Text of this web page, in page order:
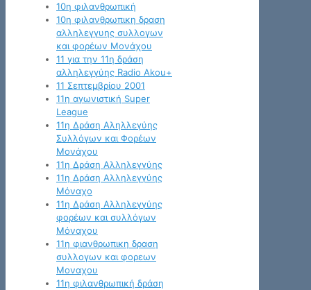
10η φιλανθρωπική
10η φιλανθρωπικη δραση
αλληλεγγυης συλλογων
και φορέων Μονάχου
11 για την 11η δράση
αλληλεγγύης Radio Akou+
11 Σεπτεμβρίου 2001
11η αγωνιστική Super
League
11η Δράση Αληλλεγύης
Συλλόγων και Φορέων
Μονάχου
11η Δράση Αλληλεγγύης
11η Δράση Αλληλεγγύης
Μόναχο
11η Δράση Αλληλεγγύης
φορέων και συλλόγων
Μόναχου
11η φιανθρωπικη δραση
συλλογων και φορεων
Μοναχου
11η φιλανθρωπική δράση